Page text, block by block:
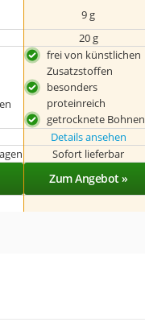
9 g
20 g
frei von künstlichen
Zusatzstoffen
besonders
proteinreich
getrocknete Bohnen
Details ansehen
Sofort lieferbar
Zum Angebot »